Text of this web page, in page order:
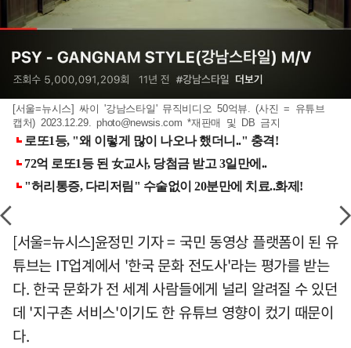
[서울=뉴시스] 싸이 '강남스타일' 뮤직비디오 50억뷰. (사진 = 유튜브
캡처) 2023.12.29.photo@newsis.com *재판매 및 DB 금지
[서울=뉴시스]윤정민 기자 = 국민 동영상 플랫폼이 된 유
튜브는 IT업계에서 '한국 문화 전도사'라는 평가를 받는
다. 한국 문화가 전 세계 사람들에게 널리 알려질 수 있던
데 '지구촌 서비스'이기도 한 유튜브 영향이 컸기 때문이
다.